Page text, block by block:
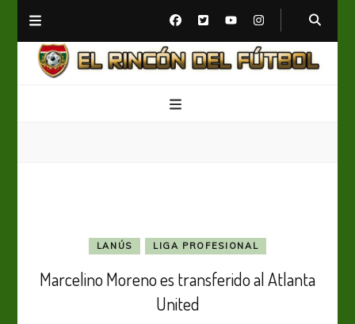
LANÚS LIGA PROFESIONAL
Marcelino Moreno es transferido al Atlanta
United